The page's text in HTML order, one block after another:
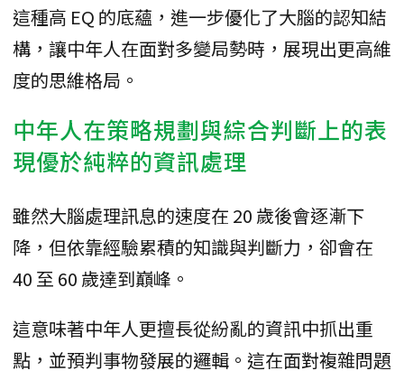
這種高 EQ 的底蘊，進一步優化了大腦的認知結
構，讓中年人在面對多變局勢時，展現出更高維
度的思維格局。
中年人在策略規劃與綜合判斷上的表
現優於純粹的資訊處理
雖然大腦處理訊息的速度在 20 歲後會逐漸下
降，但依靠經驗累積的知識與判斷力，卻會在
40 至 60 歲達到巔峰。
這意味著中年人更擅長從紛亂的資訊中抓出重
點，並預判事物發展的邏輯。這在面對複雜問題